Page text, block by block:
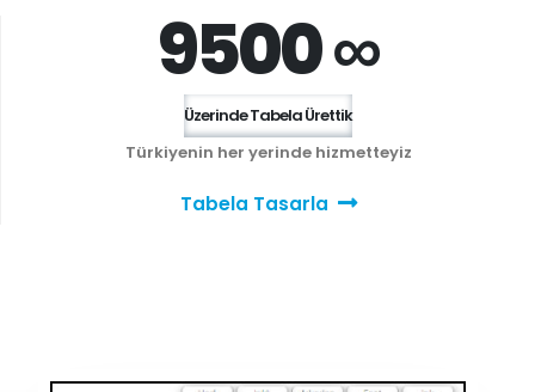
9500 ∞
Üzerinde Tabela Ürettik
Türkiyenin her yerinde hizmetteyiz
Tabela Tasarla